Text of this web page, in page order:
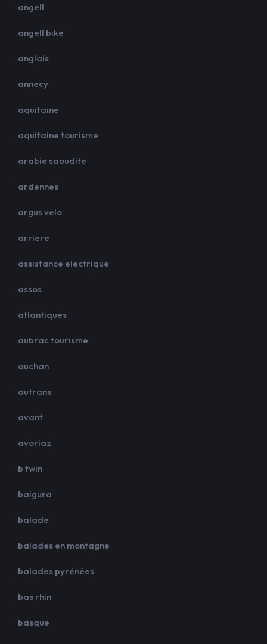
angell
angell bike
anglais
annecy
aquitaine
aquitaine tourisme
arabie saoudite
ardennes
argus velo
arriere
assistance electrique
assos
atlantiques
aubrac tourisme
auchan
autrans
avant
avoriaz
b twin
baigura
balade
balades en montagne
balades pyrénées
bas rhin
basque